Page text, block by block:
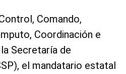
Comando,
Coordinación e
Secretaría de
el mandatario estatal